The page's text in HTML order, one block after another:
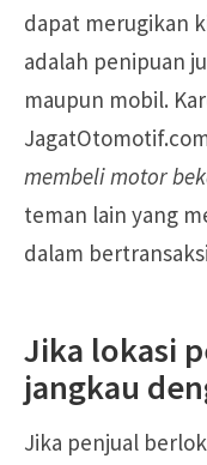
dapat merugikan
adalah penipuan
maupun mobil.
membeli motor
teman lain yang
dalam
Jika lokasi
jangkau
Jika penjual